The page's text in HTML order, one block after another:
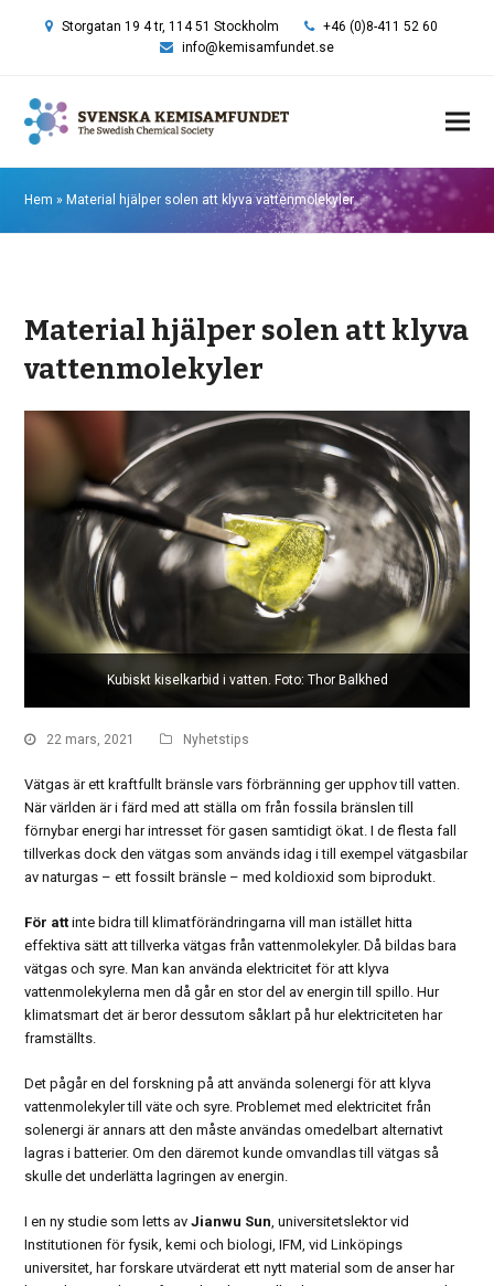
Storgatan 19 4 tr, 114 51 Stockholm
+46 (0)8-411 52 60
info@kemisamfundet.se
Hem » Material hjälper solen att klyva vattenmolekyler
Material hjälper solen att klyva
vattenmolekyler
Kubiskt kiselkarbid i vatten. Foto: Thor Balkhed
22 mars, 2021 Nyhetstips
Vätgas är ett kraftfullt bränsle vars förbränning ger upphov till vatten.
När världen är i färd med att ställa om från fossila bränslen till
förnybar energi har intresset för gasen samtidigt ökat. I de flesta fall
tillverkas dock den vätgas som används idag i till exempel vätgasbilar
av naturgas – ett fossilt bränsle – med koldioxid som biprodukt.
För att inte bidra till klimatförändringarna vill man istället hitta
effektiva sätt att tillverka vätgas från vattenmolekyler. Då bildas bara
vätgas och syre. Man kan använda elektricitet för att klyva
vattenmolekylerna men då går en stor del av energin till spillo. Hur
klimatsmart det är beror dessutom såklart på hur elektriciteten har
framställts.
Det pågår en del forskning på att använda solenergi för att klyva
vattenmolekyler till väte och syre. Problemet med elektricitet från
solenergi är annars att den måste användas omedelbart alternativt
lagras i batterier. Om den däremot kunde omvandlas till vätgas så
skulle det underlätta lagringen av energin.
I en ny studie som letts avJianwu Sun, universitetslektor vid
Institutionen för fysik, kemi och biologi, IFM, vid Linköpings
universitet, har forskare utvärderat ett nytt material som de anser har